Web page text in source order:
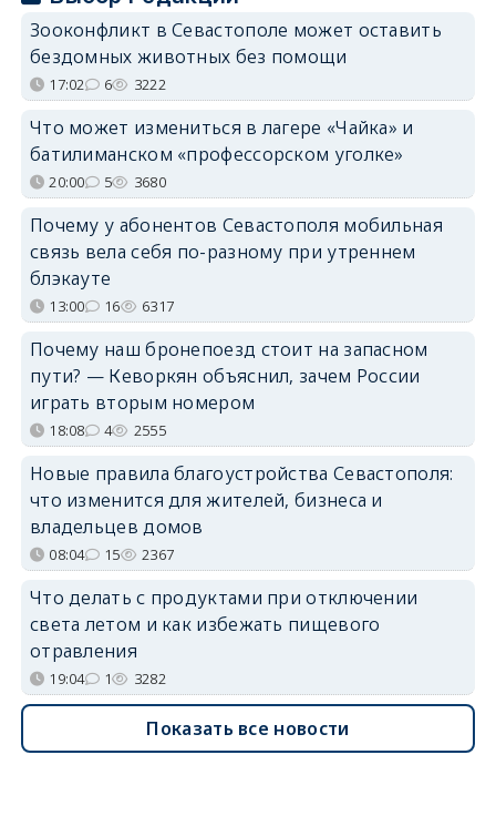
Зооконфликт в Севастополе может оставить
бездомных животных без помощи
17:02 6 3222
Что может измениться в лагере «Чайка» и
батилиманском «профессорском уголке»
20:00 5 3680
Почему у абонентов Севастополя мобильная
связь вела себя по-разному при утреннем
блэкауте
13:00 16 6317
Почему наш бронепоезд стоит на запасном
пути? — Кеворкян объяснил, зачем России
играть вторым номером
18:08 4 2555
Новые правила благоустройства Севастополя:
что изменится для жителей, бизнеса и
владельцев домов
08:04 15 2367
Что делать с продуктами при отключении
света летом и как избежать пищевого
отравления
19:04 1 3282
Показать все новости